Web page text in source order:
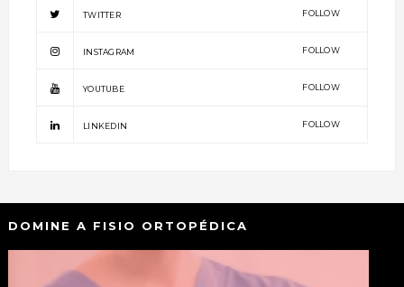
TWITTER FOLLOW
INSTAGRAM FOLLOW
YOUTUBE FOLLOW
LINKEDIN FOLLOW
DOMINE A FISIO ORTOPÉDICA